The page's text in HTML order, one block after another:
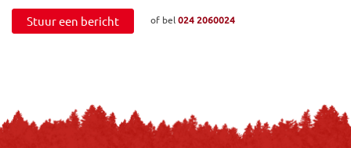
Stuur een bericht of bel024 2060024